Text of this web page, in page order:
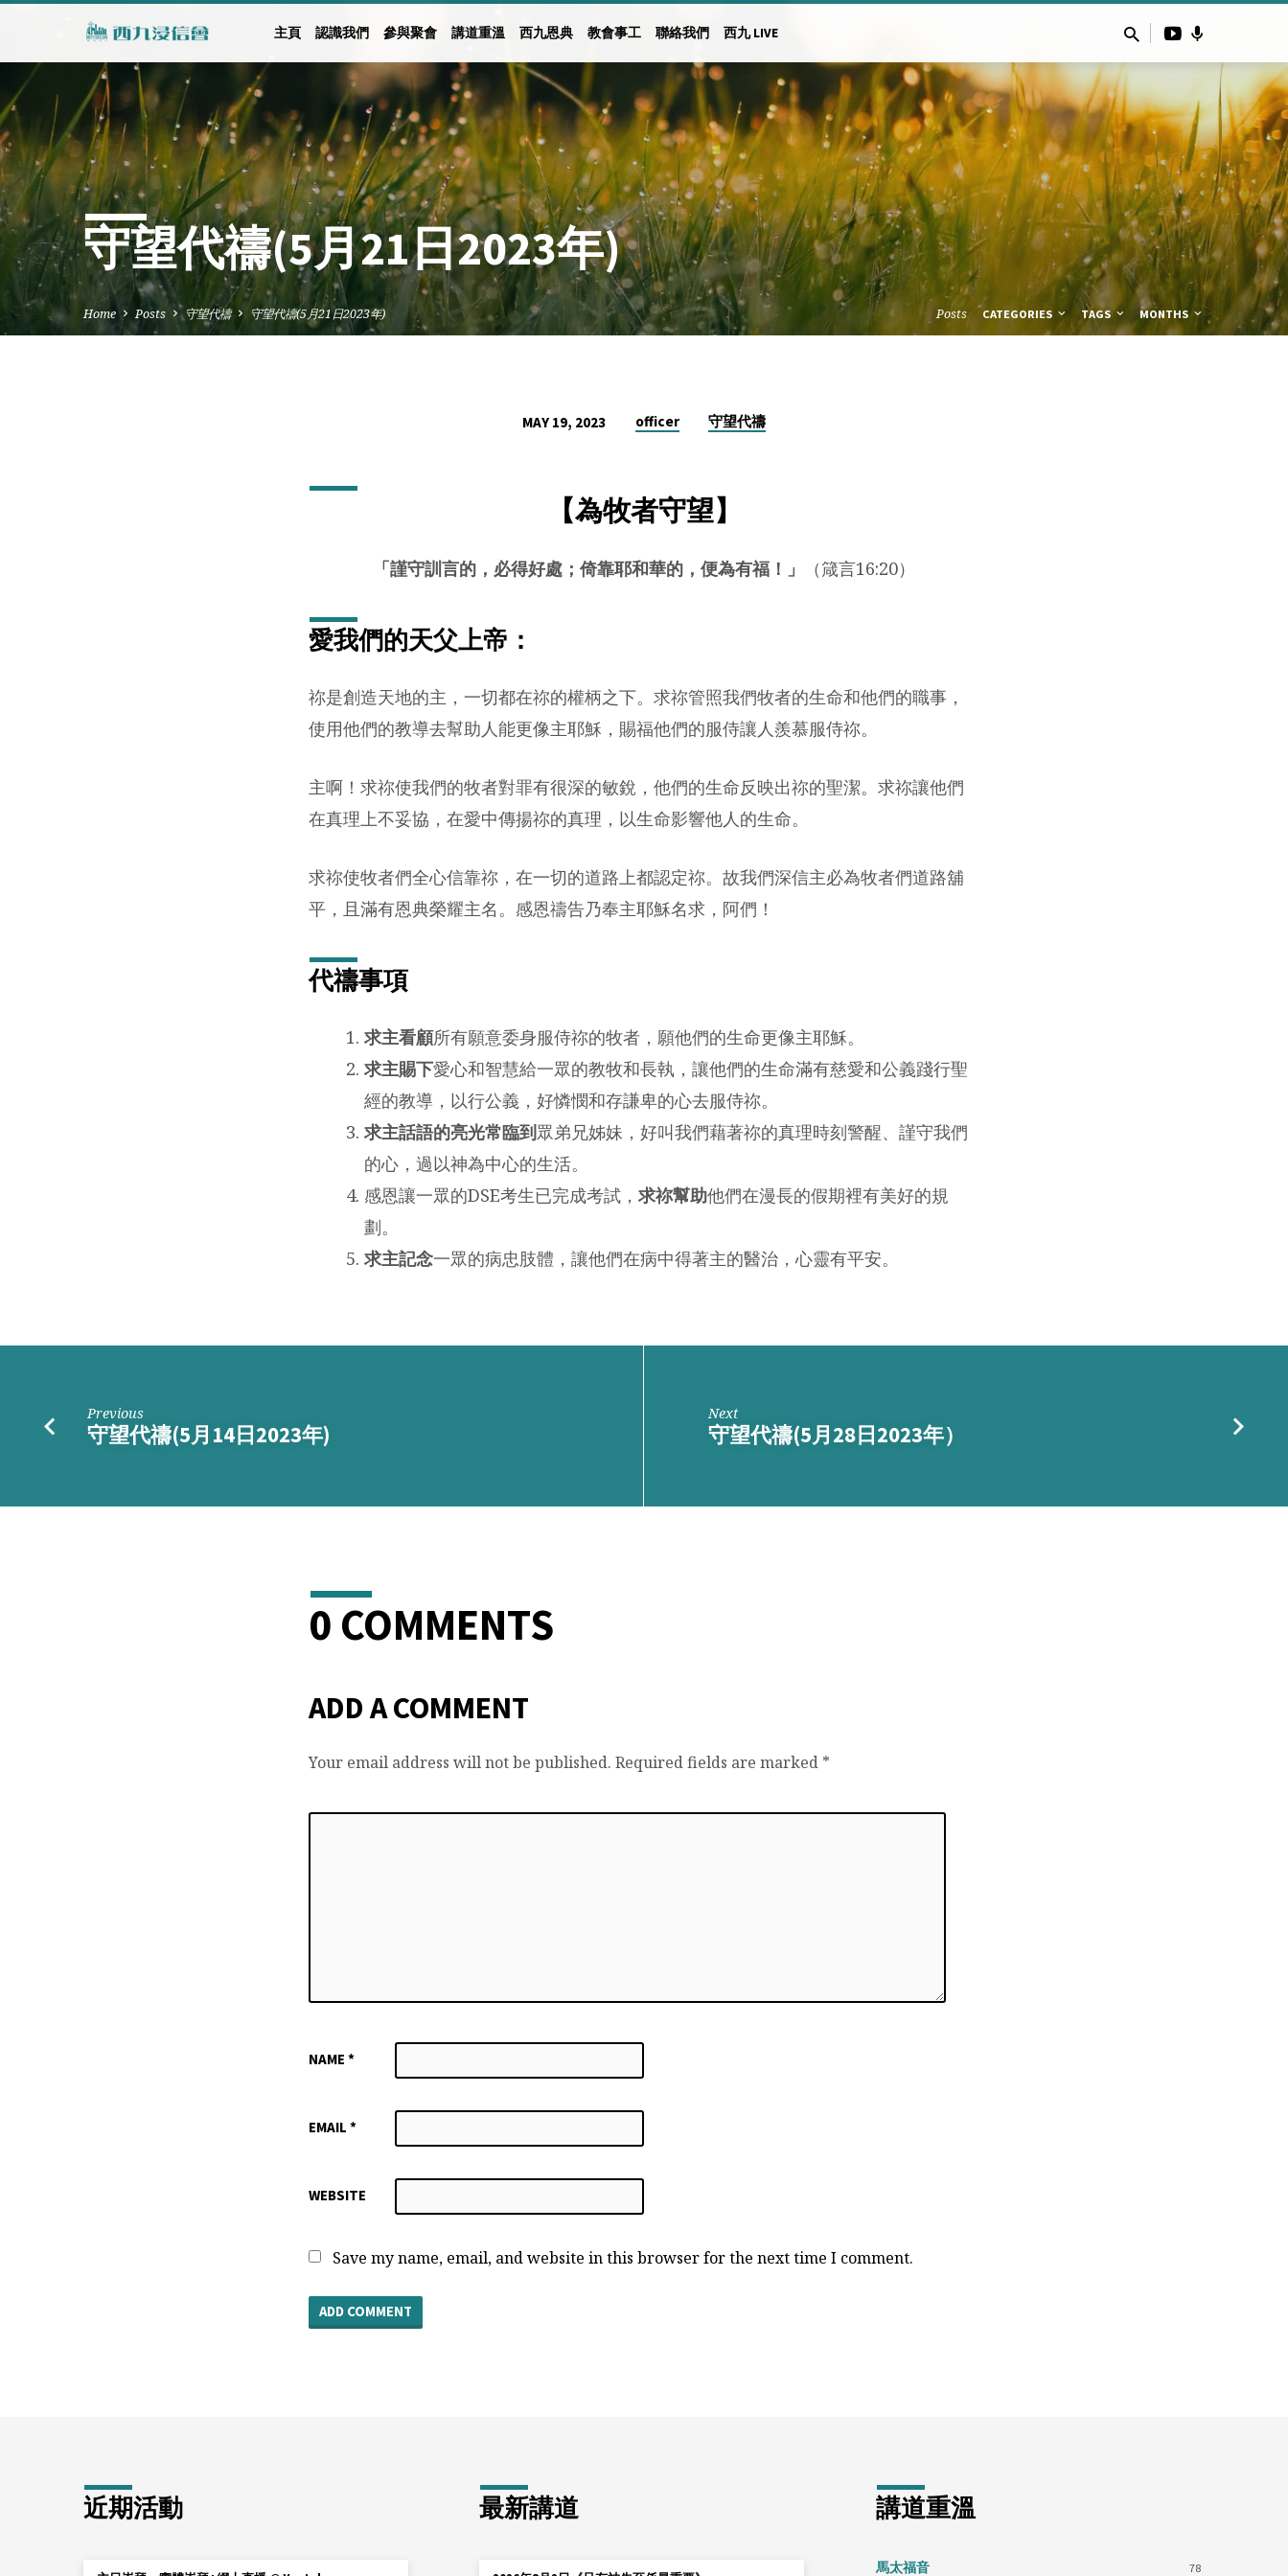
主頁 認識我們 參與聚會 講道重溫 西九恩典 教會事工 聯絡我們 西九 LIVE
守望代禱(5月21日2023年)
Home Posts 守望代禱 守望代禱(5月21日2023年) Posts CATEGORIES TAGS MONTHS
MAY 19, 2023 officer 守望代禱
【為牧者守望】
「謹守訓言的，必得好處；倚靠耶和華的，便為有福！ 」 （箴言16:20）
愛我們的天父上帝 ：
祢是創造天地的主，一切都在祢的權柄之下。求祢管照我們牧者的生命和他們的職事，
使用他們的教導去幫助人能更像主耶穌，賜福他們的服侍讓人羨慕服侍祢。
主啊！求祢使我們的牧者對罪有很深的敏銳，他們的生命反映出祢的聖潔。求祢讓他們
在真理上不妥協，在愛中傳揚祢的真理，以生命影響他人的生命。
求祢使牧者們全心信靠祢，在一切的道路上都認定祢。故我們深信主必為牧者們道路舖
平，且滿有恩典榮耀主名。感恩禱告乃奉主耶穌名求，阿們！
代禱事項
求主看顧所有願意委身服侍祢的牧者，願他們的生命更像主耶穌。
求主賜下愛心和智慧給一眾的教牧和長執，讓他們的生命滿有慈愛和公義踐行聖
經的教導，以行公義，好憐憫和存謙卑的心去服侍祢。
求主話語的亮光常臨到眾弟兄姊妹，好叫我們藉著祢的真理時刻警醒、謹守我們
的心，過以神為中心的生活。
感恩讓一眾的DSE考生已完成考試， 求祢幫助他們在漫長的假期裡有美好的規
劃。
求主記念一眾的病忠肢體，讓他們在病中得著主的醫治，心靈有平安。
Previous
守望代禱(5月14日2023年)
Next
守望代禱(5月28日2023年）
0 COMMENTS
ADD A COMMENT
Your email address will not be published. Required fields are marked *
NAME *
EMAIL *
WEBSITE
Save my name, email, and website in this browser for the next time I comment.
近期活動 最新講道 講道重溫
馬太福音 78